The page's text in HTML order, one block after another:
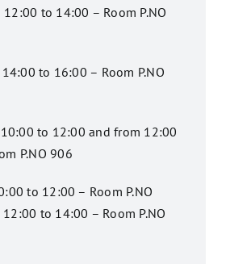
to 14:00 – Room P.NO
to 16:00 – Room P.NO
to 12:00 and from 12:00
P.NO 906
to 12:00 – Room P.NO
to 14:00 – Room P.NO